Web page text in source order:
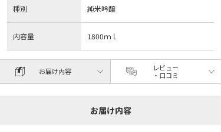
種別 純米吟醸
内容量 1800ｍｌ
お届け内容
レビュー
・口コミ
お届け内容